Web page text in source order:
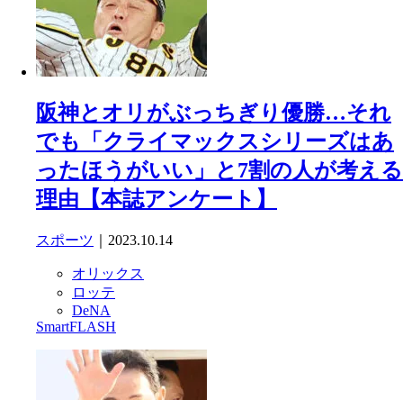
阪神とオリがぶっちぎり優勝…それ
でも「クライマックスシリーズはあ
ったほうがいい」と7割の人が考える
理由【本誌アンケート】
スポーツ ｜2023.10.14
オリックス
ロッテ
DeNA
SmartFLASH